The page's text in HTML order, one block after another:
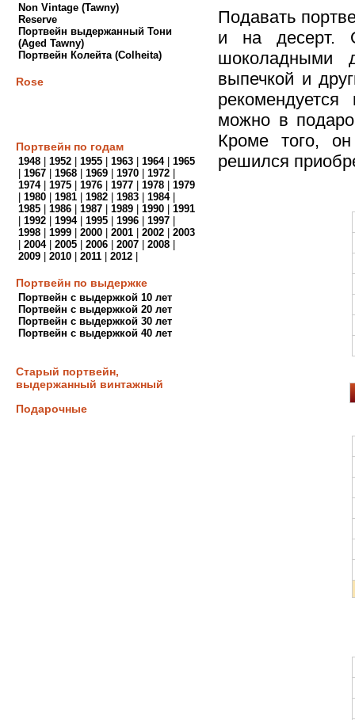
Non Vintage (Tawny)
Reserve
Портвейн выдержанный Тони
(Aged Tawny)
Портвейн Колейта (Colheita)
Rose
Портвейн по годам
1948 1952 1955 1963 1964| 1965
1967 1968 1969 1970 1972
1974| 1975 1976 1977 1978
1979
1980 1981 1982 1983 1984|
1985
1986 1987 1989 1990
1991
1992 1994| 1995 1996 1997
1998
1999 2000 2001 2002
2003
2004| 2005 2006 2007 2008
2009
2010 2011 2012
Портвейн по выдержке
Портвейн с выдержкой 10 лет
Портвейн с выдержкой 20 лет
Портвейн с выдержкой 30 лет
Портвейн с выдержкой 40 лет
Старый портвейн,
выдержанный винтажный
Подарочные
Подавать
и на десерт.
шоколадными
выпечкой и
можно в
Кроме того,
решился